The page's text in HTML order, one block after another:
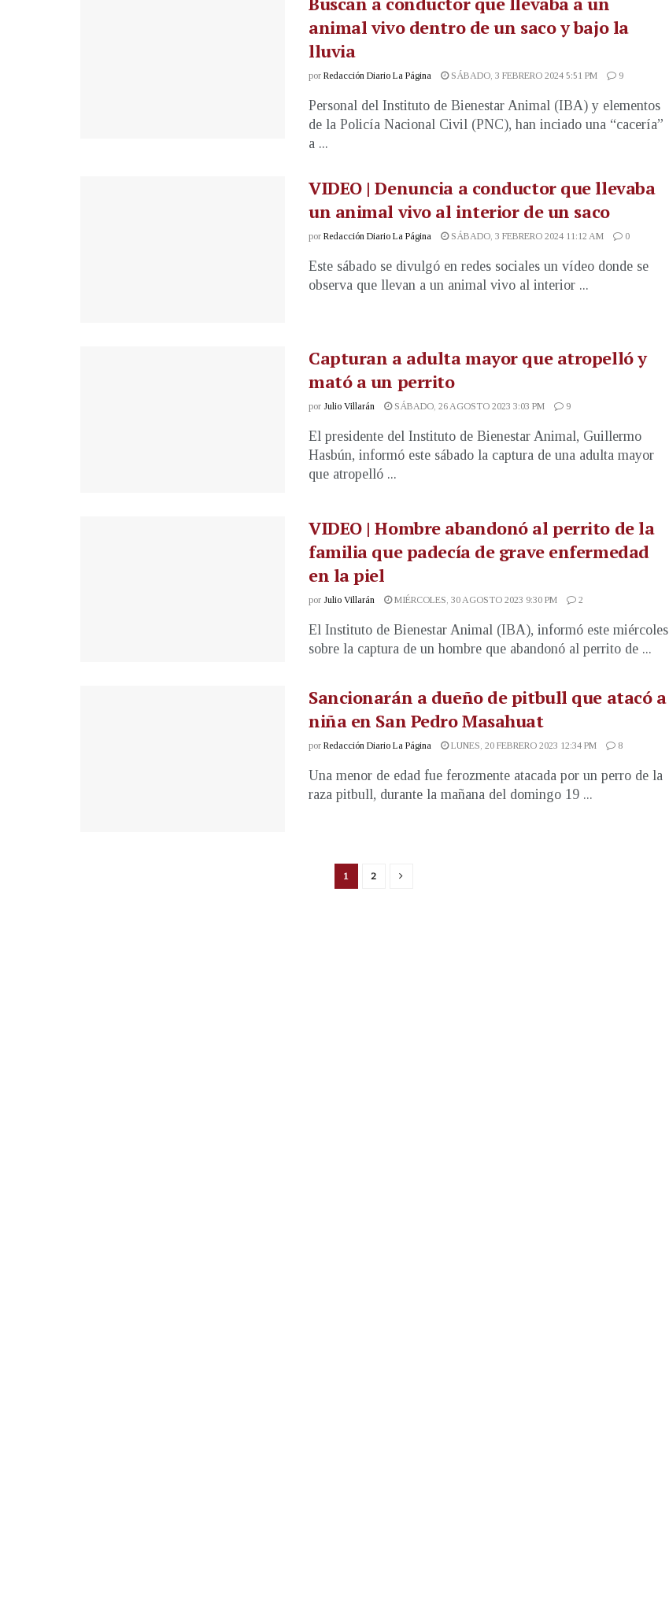
animal vivo dentro de un saco y bajo la
lluvia
por Redacción Diario La Página SÁBADO, 3 FEBRERO 2024 5:51 PM 9
Personal del Instituto de Bienestar Animal (IBA) y elementos
de la Policía Nacional Civil (PNC), han inciado una “cacería”
a ...
VIDEO | Denuncia a conductor que llevaba
un animal vivo al interior de un saco
por Redacción Diario La Página SÁBADO, 3 FEBRERO 2024 11:12 AM 0
Este sábado se divulgó en redes sociales un vídeo donde se
observa que llevan a un animal vivo al interior ...
Capturan a adulta mayor que atropelló y
mató a un perrito
por Julio Villarán SÁBADO, 26 AGOSTO 2023 3:03 PM 9
El presidente del Instituto de Bienestar Animal, Guillermo
Hasbún, informó este sábado la captura de una adulta mayor
que atropelló ...
VIDEO | Hombre abandonó al perrito de la
familia que padecía de grave enfermedad
en la piel
por Julio Villarán MIÉRCOLES, 30 AGOSTO 2023 9:30 PM 2
El Instituto de Bienestar Animal (IBA), informó este miércoles
sobre la captura de un hombre que abandonó al perrito de ...
Sancionarán a dueño de pitbull que atacó a
niña en San Pedro Masahuat
por Redacción Diario La Página LUNES, 20 FEBRERO 2023 12:34 PM 8
Una menor de edad fue ferozmente atacada por un perro de la
raza pitbull, durante la mañana del domingo 19 ...
1 2